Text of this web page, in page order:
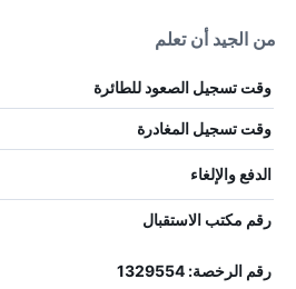
من الجيد أن تعلم
وقت تسجيل الصعود للطائرة
وقت تسجيل المغادرة
الدفع والإلغاء
رقم مكتب الاستقبال
رقم الرخصة: 1329554